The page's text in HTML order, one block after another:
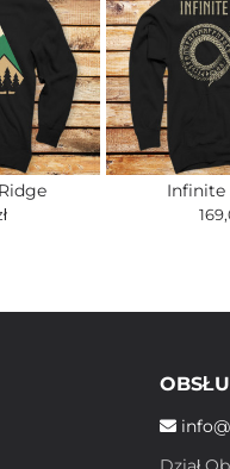
Infinite